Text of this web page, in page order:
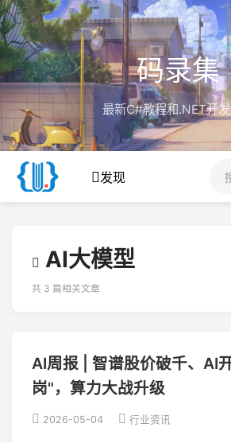
码录集
最新C#教程和.NET开
发现
AI大模型
共 3 篇相关文章
AI周报 | 智谱股价破千、AI
岗"，算力大战升级
2026-05-04 行业资讯